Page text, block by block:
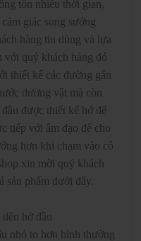
tốn nhiều thời gian,
giác sung sướng
hàng tin dùng và lựa
với quý khách hàng đó
thiết kế các đường gân
dương vật mà còn
được thiết kế hở để
tiếp với âm đạo để cho
hơn khi chạm vào cô
xin mời quý khách
sản phẩm dưới đây.
hở đầu
nhỏ to hơn bình thường